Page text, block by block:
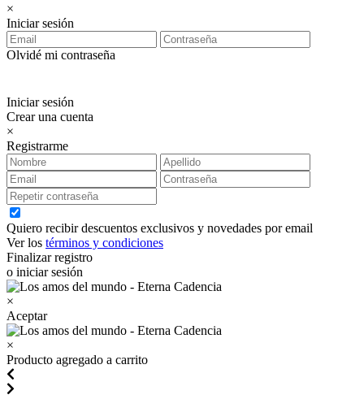
×
Iniciar sesión
Olvidé mi contraseña
Iniciar sesión
Crear una cuenta
×
Registrarme
Quiero recibir descuentos exclusivos y novedades por email
Ver los términos y condiciones
Finalizar registro
o iniciar sesión
×
Aceptar
×
Producto agregado a carrito